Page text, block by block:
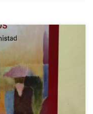
¿Por qué es tan
Estas son algunas
filosófico de Marina
extraños, recién
dividido en ocho […]